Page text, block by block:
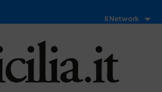
Il Network